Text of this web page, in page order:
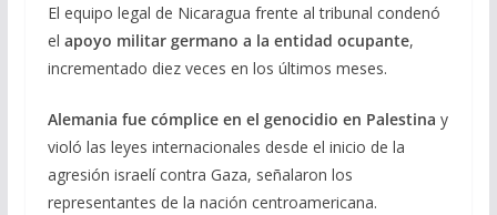
El equipo legal de Nicaragua frente al tribunal condenó
el apoyo militar germano a la entidad ocupante,
incrementado diez veces en los últimos meses.
Alemania fue cómplice en el genocidio en Palestina y
violó las leyes internacionales desde el inicio de la
agresión israelí contra Gaza, señalaron los
representantes de la nación centroamericana.